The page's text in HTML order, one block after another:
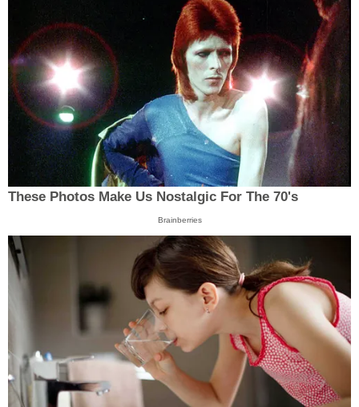
These Photos Make Us Nostalgic For The 70's
Brainberries